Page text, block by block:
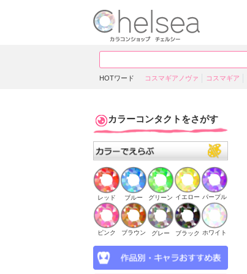
HOTワード コスマギアノヴァ コスマギア
カラーコンタクトをさがす
レッド ブルー グリーン イエロー パープル
ピンク ブラウン グレー ブラック ホワイト